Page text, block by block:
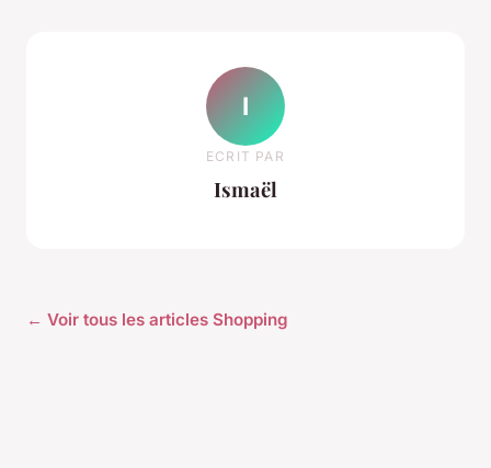
I
ECRIT PAR
Ismaël
← Voir tous les articles Shopping